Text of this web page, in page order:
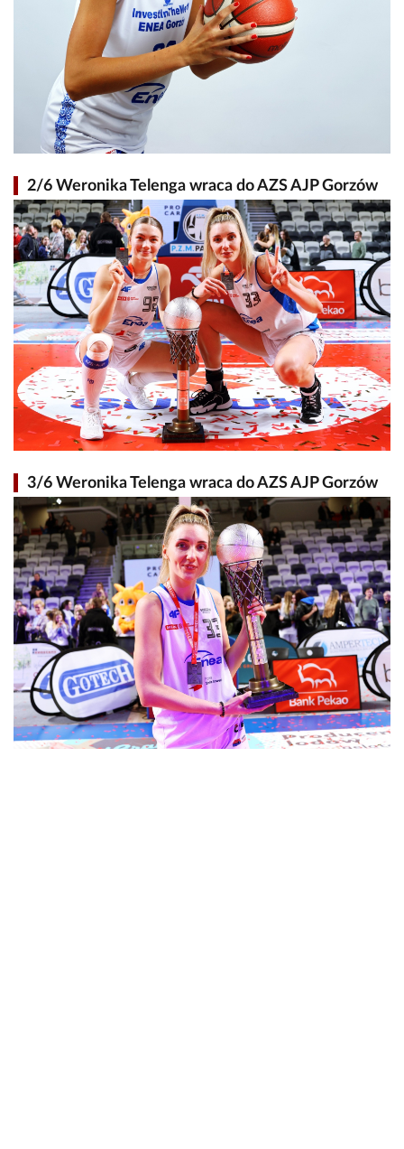
2/6 Weronika Telenga wraca do AZS AJP Gorzów
3/6 Weronika Telenga wraca do AZS AJP Gorzów